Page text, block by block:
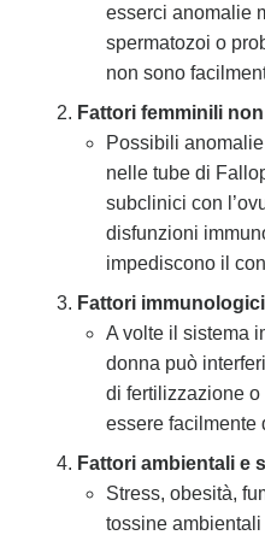
esserci anomalie
spermatozoi o
non sono
Fattori femminili
Possibili
nelle tube di
subclinici con
disfunzioni
impediscono il
Fattori immunologici
A volte il sistema
donna può
di fertilizzazione
essere facilmente
Fattori ambientali e
Stress, obesità,
tossine